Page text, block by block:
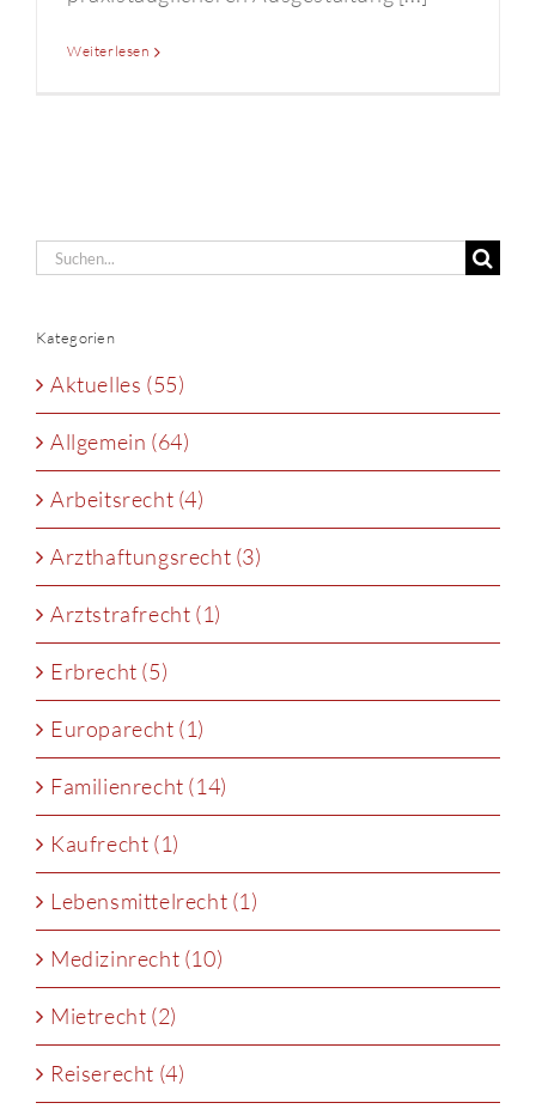
Weiterlesen
Suche
Kategorien
Aktuelles (55)
Allgemein (64)
Arbeitsrecht (4)
Arzthaftungsrecht (3)
Arztstrafrecht (1)
Erbrecht (5)
Europarecht (1)
Familienrecht (14)
Kaufrecht (1)
Lebensmittelrecht (1)
Medizinrecht (10)
Mietrecht (2)
Reiserecht (4)